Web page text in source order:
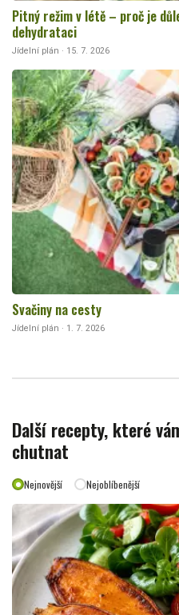
Pitný režim v létě – proč je
dehydrataci
Jídelní plán · 15. 7. 2026
Svačiny na cesty
Jídelní plán · 1. 7. 2026
Další recepty, které
chutnat
Nejnovější Nejoblíbenější